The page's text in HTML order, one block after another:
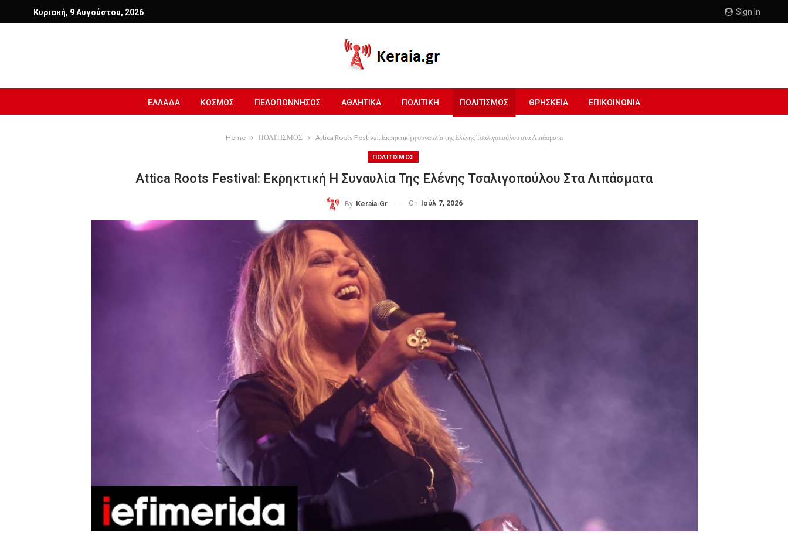
Sign In
Κυριακή, 9 Αυγούστου, 2026
ΕΛΛΑΔΑ ΚΟΣΜΟΣ ΠΕΛΟΠΟΝΝΗΣΟΣ ΑΘΛΗΤΙΚΑ ΠΟΛΙΤΙΚΗ ΠΟΛΙΤΙΣΜΟΣ ΘΡΗΣΚΕΙΑ ΕΠΙΚΟΙΝΩΝΙΑ
Home ΠΟΛΙΤΙΣΜΟΣ Attica Roots Festival: Εκρηκτική η συναυλία της Ελένης Τσαλιγοπούλου στα Λιπάσματα
ΠΟΛΙΤΙΣΜΟΣ
Attica Roots Festival: Εκρηκτική Η Συναυλία Της Ελένης Τσαλιγοπούλου Στα Λιπάσματα
By Keraia.gr On Ιούλ 7, 2026